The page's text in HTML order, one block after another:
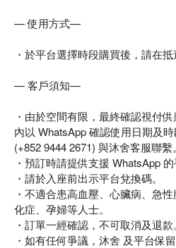
— 使用方式—
・於平台選擇時段購買後，請在抵
— 客戶須知—
・由於空間有限，最終確認視付
內以 WhatsApp 確認使用日期及
(+852 9444 2671) 與沐舍客服聯繫。
・預訂時請提供支援 WhatsApp 的
・請於入座前出示平台兌換碼。
・不適合患高血壓、心臟病、急
化症、孕婦等人士。
・訂單一經確認，不可取消及退款。
・如有任何爭議，沐舍 及平台保留